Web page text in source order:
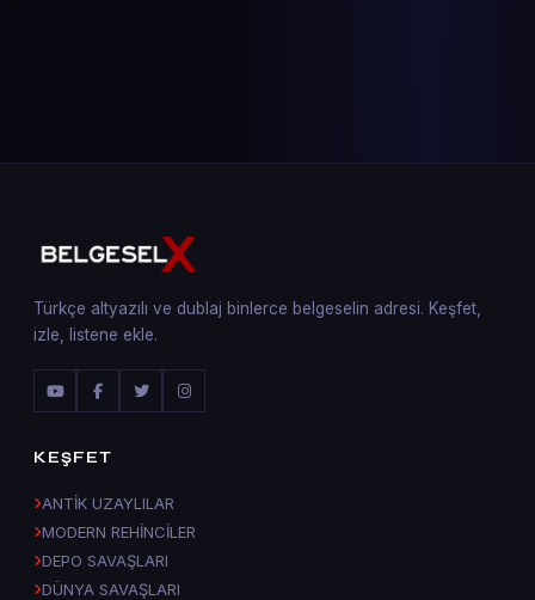
Türkçe altyazılı ve dublaj binlerce belgeselin adresi. Keşfet,
izle, listene ekle.
KEŞFET
ANTİK UZAYLILAR
MODERN REHİNCİLER
DEPO SAVAŞLARI
DÜNYA SAVAŞLARI